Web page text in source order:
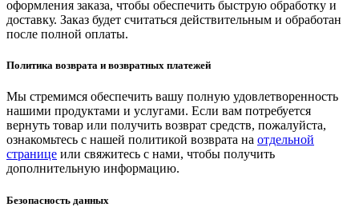
оформления заказа, чтобы обеспечить быструю обработку и
доставку. Заказ будет считаться действительным и обработан
после полной оплаты.
Политика возврата и возвратных платежей
Мы стремимся обеспечить вашу полную удовлетворенность
нашими продуктами и услугами. Если вам потребуется
вернуть товар или получить возврат средств, пожалуйста,
ознакомьтесь с нашей политикой возврата на отдельной
странице или свяжитесь с нами, чтобы получить
дополнительную информацию.
Безопасность данных